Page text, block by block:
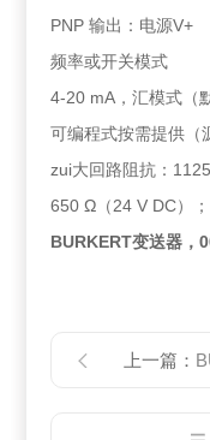
PNP 输出：电源V+
频率或开关模式
4-20 mA，汇模式（
可编程式按需提供（
zui大回路阻抗：
650 Ω（24 V DC）
BURKERT变送器，
上一篇：